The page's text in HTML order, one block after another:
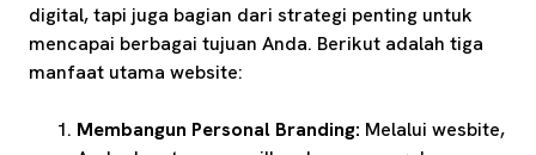
digital, tapi juga bagian dari strategi penting untuk
mencapai berbagai tujuan Anda. Berikut adalah tiga
manfaat utama website:
Membangun Personal Branding: Melalui wesbite,